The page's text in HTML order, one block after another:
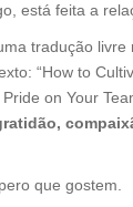
está feita a
tradução livre
“How to
on Your
que gostem.